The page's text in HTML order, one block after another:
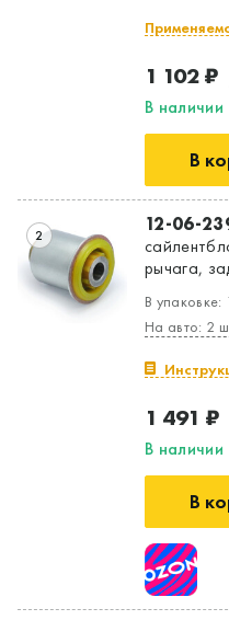
1 102 ₽
В наличии
В
2 12-06-
рычага,
В упаковке:
На авто: 2
1 491 ₽
В наличии
В